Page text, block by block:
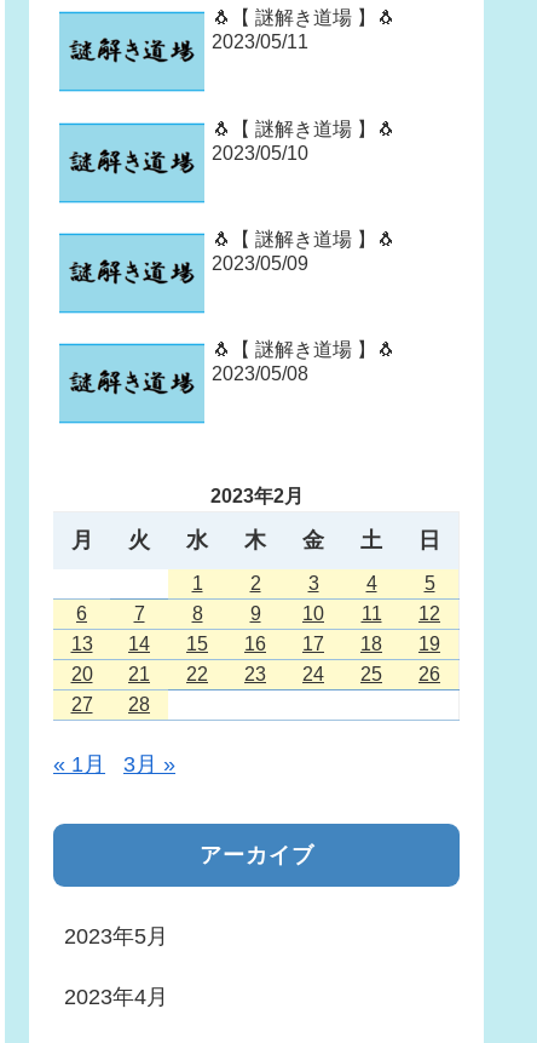
🐧【 謎解き道場 】🐧
2023/05/11
🐧【 謎解き道場 】🐧
2023/05/10
🐧【 謎解き道場 】🐧
2023/05/09
🐧【 謎解き道場 】🐧
2023/05/08
2023年2月
月 火 水 木 金 土 日
1 2 3 4
5
6
7 8 9 10 11
12
13
14 15 16 17 18
19
20
21 22 23 24 25
26
27
28
« 1月 3月 »
アーカイブ
2023年5月
2023年4月